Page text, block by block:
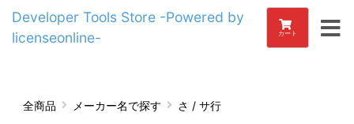
Developer Tools Store -Powered by
licenseonline-
カート
全商品 メーカー名で探す さ / サ行